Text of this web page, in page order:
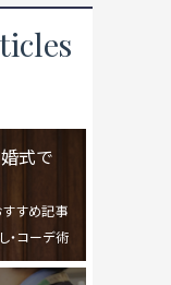
式で
すすめ記事
・コーデ術